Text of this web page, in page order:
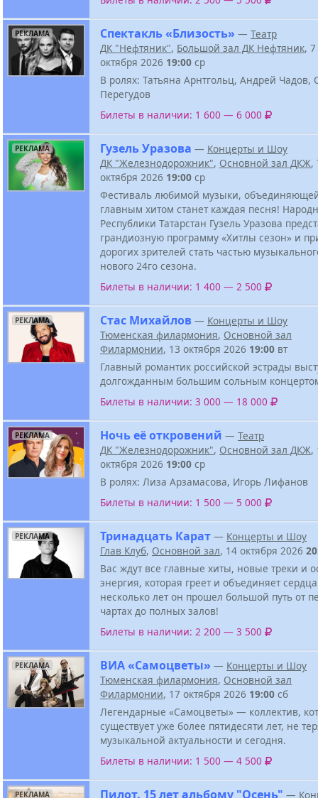
РЕКЛАМА Спектакль «Близость» — Театр
ДК "Нефтяник", Большой зал ДК Нефтяник, 7
октября 2026 19:00 ср
В ролях: Татьяна Арнтгольц, Андрей Чадов,
Перегудов
Билеты в наличии: 1 600 — 6 000
РЕКЛАМА Гузель Уразова — Концерты и Шоу
ДК "Железнодорожник", Основной зал ДКЖ,
октября 2026 19:00 ср
Фестиваль любимой музыки,
главным хитом станет каждая песня!
Республики Татарстан Гузель Уразова
грандиозную программу «Хитлы сезон» и
дорогих зрителей стать частью
нового 24го сезона.
Билеты в наличии: 1 400 — 2 500
РЕКЛАМА Стас Михайлов — Концерты и Шоу
Тюменская филармония, Основной зал
Филармонии, 13 октября 2026 19:00 вт
Главный романтик российской эстрады
долгожданным большим сольным
Билеты в наличии: 3 000 — 18 000
РЕКЛАМА Ночь её откровений — Театр
ДК "Железнодорожник", Основной зал ДКЖ,
октября 2026 19:00 ср
В ролях: Лиза Арзамасова, Игорь Лифанов
Билеты в наличии: 1 500 — 5 000
РЕКЛАМА Тринадцать Карат — Концерты и Шоу
Глав Клуб, Основной зал, 14 октября 2026
Вас ждут все главные хиты, новые треки и
энергия, которая греет и объединяет
несколько лет он прошел большой путь от
чартах до полных залов!
Билеты в наличии: 2 200 — 3 500
РЕКЛАМА ВИА «Самоцветы» — Концерты и Шоу
Тюменская филармония, Основной зал
Филармонии, 17 октября 2026 19:00 сб
Легендарные «Самоцветы» — коллектив,
существует уже более пятидесяти лет, не
музыкальной актуальности и сегодня.
Билеты в наличии: 1 500 — 4 500
РЕКЛАМА Пилот. 15 лет альбому "Осень" —